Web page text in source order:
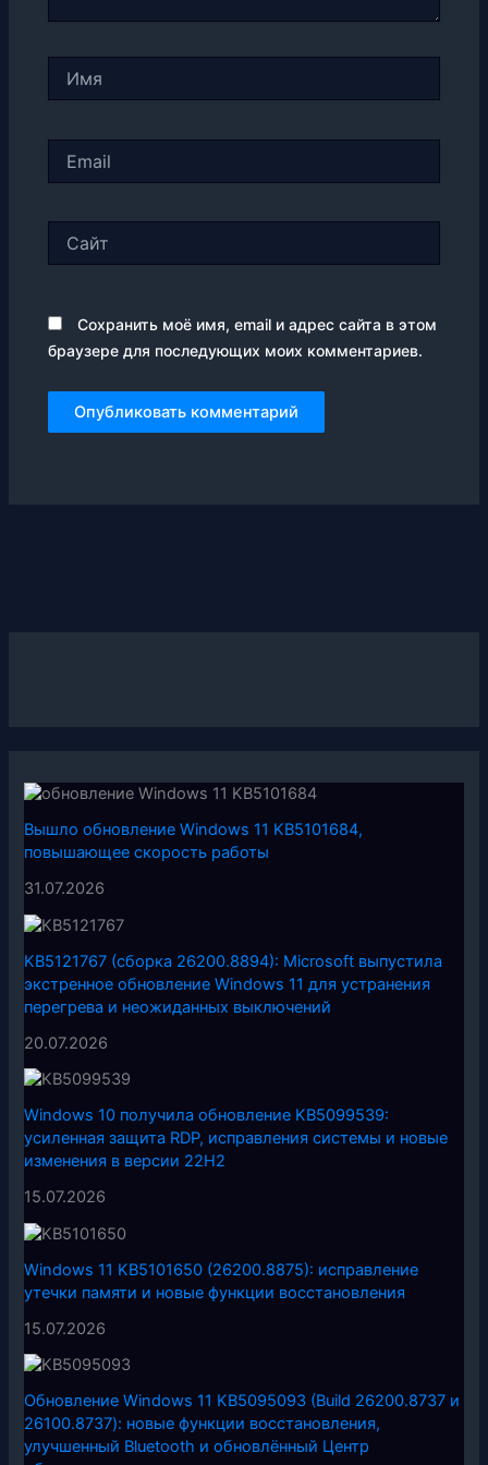
Сохранить моё имя, email и адрес сайта в этом
браузере для последующих моих комментариев.
Вышло обновление Windows 11 KB5101684,
повышающее скорость работы
31.07.2026
KB5121767 (сборка 26200.8894): Microsoft выпустила
экстренное обновление Windows 11 для устранения
перегрева и неожиданных выключений
20.07.2026
Windows 10 получила обновление KB5099539:
усиленная защита RDP, исправления системы и новые
изменения в версии 22H2
15.07.2026
Windows 11 KB5101650 (26200.8875): исправление
утечки памяти и новые функции восстановления
15.07.2026
Обновление Windows 11 KB5095093 (Build 26200.8737 и
26100.8737): новые функции восстановления,
улучшенный Bluetooth и обновлённый Центр